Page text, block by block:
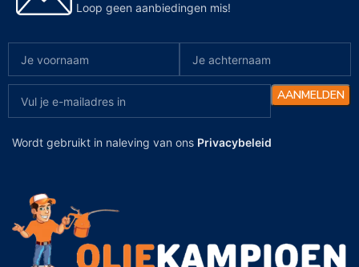
Loop geen aanbiedingen mis!
Wordt gebruikt in naleving van ons Privacybeleid